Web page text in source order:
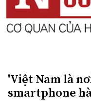
'Việt Nam là
smartphone